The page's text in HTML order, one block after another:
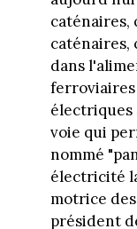
caténaires,
caténaires,
dans
ferroviaires
électriques
voie qui
nommé
électricité
motrice des
président